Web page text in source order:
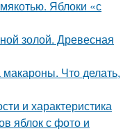
Яблоки «с
золой. Древесная
Что делать,
и характеристика
яблок с фото и